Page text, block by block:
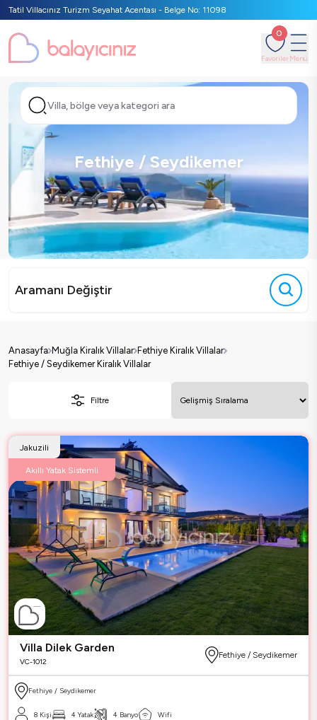
Tatil Villacınız Turizm Seyahat Acentası - Belge No: 11098
0
FavorilerMenü
Villa, bölge veya kategori ara
Fethiye / Seydikemer
Aramanı Değiştir
Anasayfa Muğla Kiralık Villalar Fethiye Kiralık Villalar
Fethiye / Seydikemer Kiralık Villalar
Filtre
Jakuzili
Akıllı Yatak Sistemli
Villa Dilek Garden
VC-1012
Fethiye / Seydikemer
Fethiye / Seydikemer
8 Kişi 4 Yatak 4 Banyo Wifi